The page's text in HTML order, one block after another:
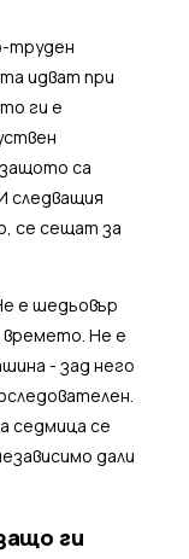
труден
идват при
ги е
са
следващия
се сещат за
е шедьовър
времето. Не е
- зад него
седмица се
дали
ги